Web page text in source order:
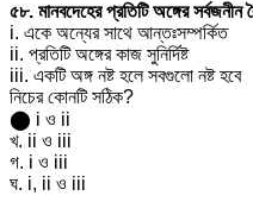
৫৮. মানবদেহের প্রতিটি অঙ্গের
i. একে অন্যের সাথে আন্তঃসম্পর্কিত
ii. প্রতিটি অঙ্গের কাজ সুনির্দিষ্ট
iii. একটি অঙ্গ নষ্ট হলে সবগুলো নষ্ট হবে
নিচের কোনটি সঠিক?
⬤ i ও ii
খ. ii ও iii
গ. i ও iii
ঘ. i, ii ও iii